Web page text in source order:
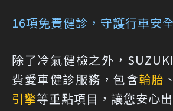
16項免費健診，守護行車安全
除了冷氣健檢之外，
費愛車健診服務，包含輪胎
引擎等重點項目，讓您安心出